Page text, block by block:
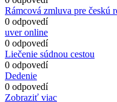
Rámcová zmluva pre českú
0 odpovedí
uver online
0 odpovedí
Liečenie súdnou cestou
0 odpovedí
Dedenie
0 odpovedí
Zobraziť viac